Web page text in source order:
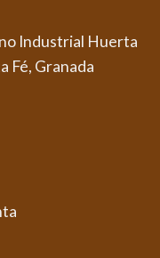
Industrial Huerta
Fé, Granada